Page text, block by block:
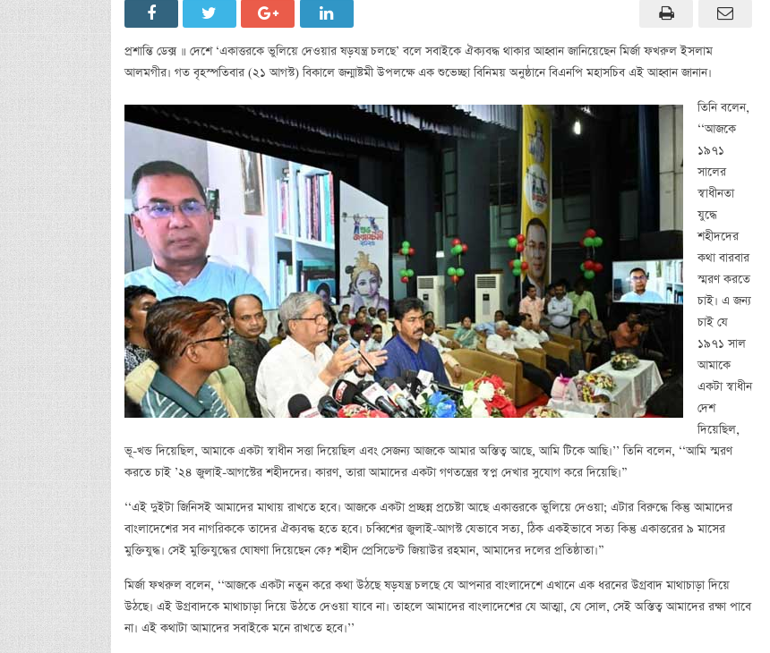
প্রশান্তি ডেক্স ॥ দেশে ‘একাত্তরকে ভুলিয়ে দেওয়ার ষড়যন্ত্র চলছে’ বলে সবাইকে ঐক্যবদ্ধ থাকার আহ্বান জানিয়েছেন মির্জা ফখরুল ইসলাম
আলমগীর। গত বৃহস্পতিবার (২১ আগস্ট) বিকালে জন্মাষ্টমী উপলক্ষে এক শুভেচ্ছা বিনিময় অনুষ্ঠানে বিএনপি মহাসচিব এই আহ্বান জানান।
তিনি বলেন,
‘‘আজকে
১৯৭১
সালের
স্বাধীনতা
যুদ্ধে
শহীদদের
কথা বারবার
স্মরণ করতে
চাই। এ জন্য
চাই যে
১৯৭১ সাল
আমাকে
একটা স্বাধীন
দেশ
দিয়েছিল,
ভূ-খন্ড দিয়েছিল, আমাকে একটা স্বাধীন সত্তা দিয়েছিল এবং সেজন্য আজকে আমার অস্তিত্ব আছে, আমি টিকে আছি।’’ তিনি বলেন, ‘‘আমি স্মরণ
করতে চাই ’২৪ জুলাই-আগস্টের শহীদদের। কারণ, তারা আমাদের একটা গণতন্ত্রের স্বপ্ন দেখার সুযোগ করে দিয়েছি।”
‘‘এই দুইটা জিনিসই আমাদের মাথায় রাখতে হবে। আজকে একটা প্রচ্ছন্ন প্রচেষ্টা আছে একাত্তরকে ভুলিয়ে দেওয়া; এটার বিরুদ্ধে কিন্তু আমাদের
বাংলাদেশের সব নাগরিককে তাদের ঐক্যবদ্ধ হতে হবে। চব্বিশের জুলাই-আগস্ট যেভাবে সত্য, ঠিক একইভাবে সত্য কিন্তু একাত্তরের ৯ মাসের
মুক্তিযুদ্ধ। সেই মুক্তিযুদ্ধের ঘোষণা দিয়েছেন কে? শহীদ প্রেসিডেন্ট জিয়াউর রহমান, আমাদের দলের প্রতিষ্ঠাতা।”
মির্জা ফখরুল বলেন, ‘‘আজকে একটা নতুন করে কথা উঠছে ষড়যন্ত্র চলছে যে আপনার বাংলাদেশে এখানে এক ধরনের উগ্রবাদ মাথাচাড়া দিয়ে
উঠছে। এই উগ্রবাদকে মাথাচাড়া দিয়ে উঠতে দেওয়া যাবে না। তাহলে আমাদের বাংলাদেশের যে আত্মা, যে সোল, সেই অস্তিত্ব আমাদের রক্ষা পাবে
না। এই কথাটা আমাদের সবাইকে মনে রাখতে হবে।’’